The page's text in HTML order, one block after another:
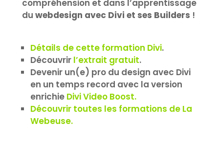
compréhension et dans l’apprentissage
du webdesign avec Divi et ses Builders !
Détails de cette formation Divi.
Découvrir l’extrait gratuit.
Devenir un(e) pro du design avec Divi
en un temps record avec la version
enrichie Divi Video Boost.
Découvrir toutes les formations de La
Webeuse.